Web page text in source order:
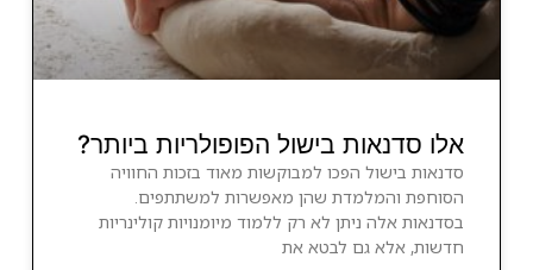
אלו סדנאות בישול הפופולריות ביותר?
סדנאות בישול הפכו למבוקשות מאוד בזכות החוויה
הסוחפת והמלמדת שהן מאפשרות למשתתפים.
בסדנאות אלה ניתן לא רק ללמוד מיומנויות קולינריות
חדשות, אלא גם לבטא את